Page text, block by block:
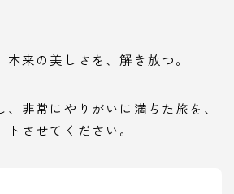
来の美しさを、解き放つ。
非常にやりがいに満ちた旅を、
させてください。